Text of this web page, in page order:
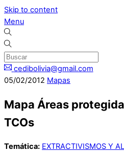
Skip to content
Menu
cedibolivia@gmail.com
05/02/2012 Mapas
Mapa Áreas
TCOs
Temática: EXTRACTIVISMOS Y